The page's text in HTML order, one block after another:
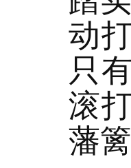
动
只
滚
藩篱